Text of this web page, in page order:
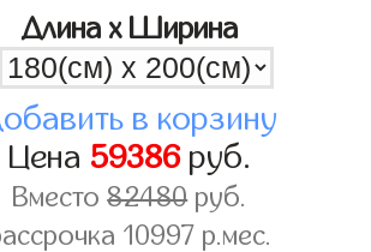
Длина x Ширина
в корзину
Цена 59386руб.
Вместо82480руб.
10997 р.мес.